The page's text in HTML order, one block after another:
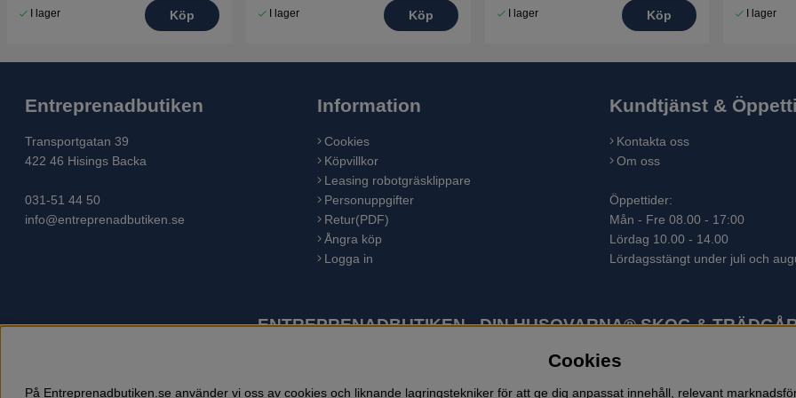
I lager Köp I lager Köp I lager Köp I lager
Entreprenadbutiken
Transportgatan 39
422 46 Hisings Backa
031-51 44 50
info@entreprenadbutiken.se
Information
Cookies
Köpvillkor
Leasing robotgräsklippare
Personuppgifter
Retur(PDF)
Ångra köp
Logga in
Kundtjänst &
Kontakta oss
Om oss
Öppettider:
Mån - Fre 08.00 - 17:00
Lördag 10.00 - 14.00
Lördagsstängt under juli och
ENTREPRENADBUTIKEN - DIN HUSQVARNA® SKOG &
Husqvarna är världens största tillverkare av utomhusprodukter som skogsmaskiner och trädgårdsmaskiner. I sortimentet finns
Cookies
På Entreprenadbutiken.se använder vi oss av cookies och liknande lagringstekniker för att ge dig anpassat innehåll, relevant